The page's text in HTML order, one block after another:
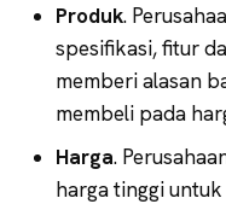
Produk.
spesifikasi, fitur
memberi alasan
membeli pada
Harga.
harga tinggi